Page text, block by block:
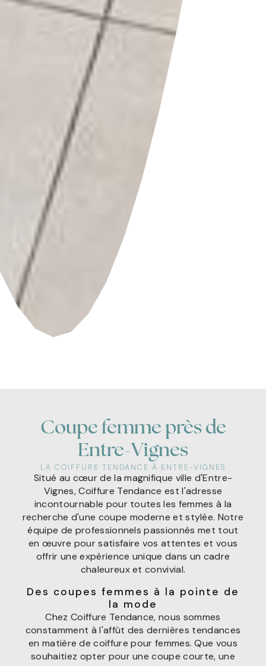
Coupe femme près de
Entre-Vignes
LA COIFFURE TENDANCE À ENTRE-VIGNES
Situé au cœur de la magnifique ville d'Entre-
Vignes, Coiffure Tendance est l'adresse
incontournable pour toutes les femmes à la
recherche d'une coupe moderne et stylée. Notre
équipe de professionnels passionnés met tout
en œuvre pour satisfaire vos attentes et vous
offrir une expérience unique dans un cadre
chaleureux et convivial.
Des coupes femmes à la pointe de
la mode
Chez Coiffure Tendance, nous sommes
constamment à l'affût des dernières tendances
en matière de coiffure pour femmes. Que vous
souhaitiez opter pour une coupe courte, une